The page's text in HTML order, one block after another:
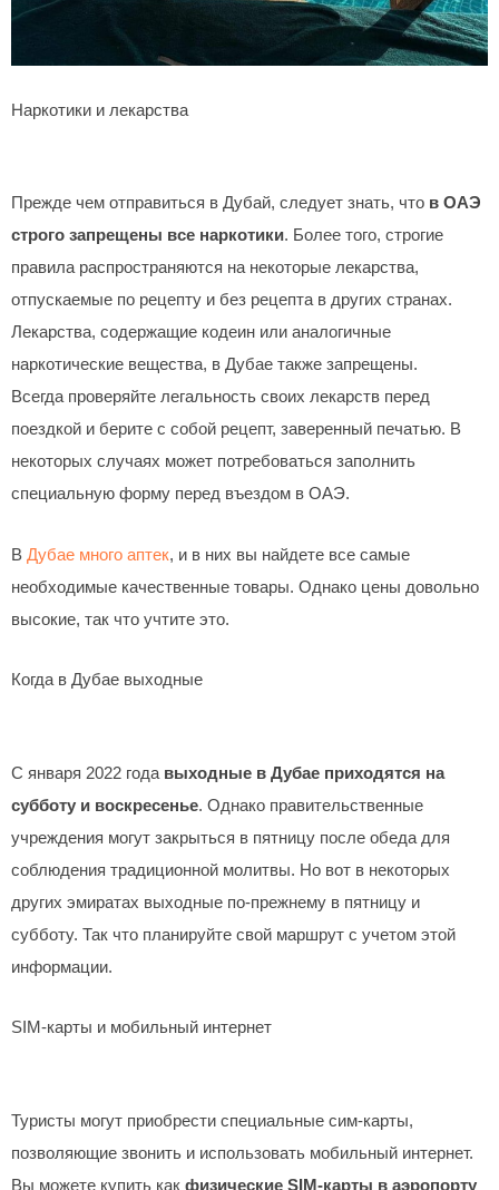
Наркотики и лекарства
Прежде чем отправиться в Дубай, следует знать, что в ОАЭ
строго запрещены все наркотики. Более того, строгие
правила распространяются на некоторые лекарства,
отпускаемые по рецепту и без рецепта в других странах.
Лекарства, содержащие кодеин или аналогичные
наркотические вещества, в Дубае также запрещены.
Всегда проверяйте легальность своих лекарств перед
поездкой и берите с собой рецепт, заверенный печатью. В
некоторых случаях может потребоваться заполнить
специальную форму перед въездом в ОАЭ.
В Дубае много аптек, и в них вы найдете все самые
необходимые качественные товары. Однако цены довольно
высокие, так что учтите это.
Когда в Дубае выходные
С января 2022 года выходные в Дубае приходятся на
субботу и воскресенье. Однако правительственные
учреждения могут закрыться в пятницу после обеда для
соблюдения традиционной молитвы. Но вот в некоторых
других эмиратах выходные по-прежнему в пятницу и
субботу. Так что планируйте свой маршрут с учетом этой
информации.
SIM-карты и мобильный интернет
Туристы могут приобрести специальные сим-карты,
позволяющие звонить и использовать мобильный интернет.
Вы можете купить как физические SIM-карты в аэропорту